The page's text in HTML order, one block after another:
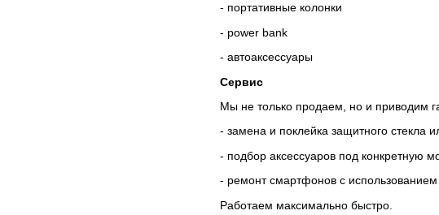
- портативные колонки
- power bank
- автоаксессуары
Сервис
Мы не только продаем, но и приводим
- замена и поклейка защитного стекла
- подбор аксессуаров под конкретную
- ремонт смартфонов с
Работаем максимально быстро.